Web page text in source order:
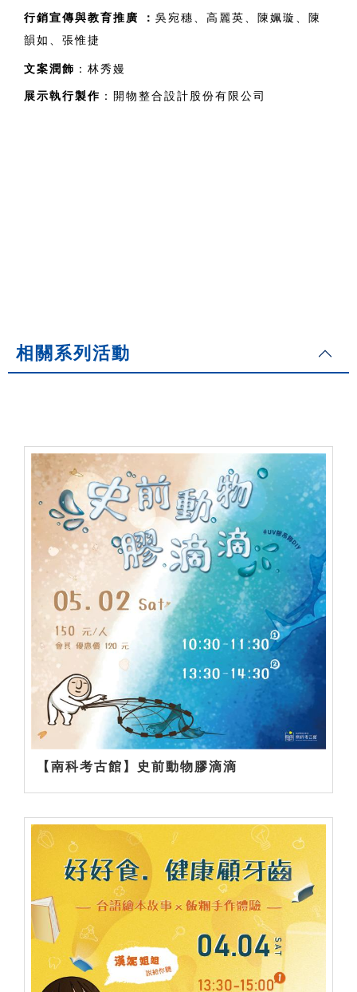
行銷宣傳與教育推廣 ： 吳宛穗、高麗英、陳姵璇、陳
韻如、張惟捷
文案潤飾 ：林秀嫚
展示執行製作 ：開物整合設計股份有限公司
相關系列活動
【南科考古館】史前動物膠滴滴